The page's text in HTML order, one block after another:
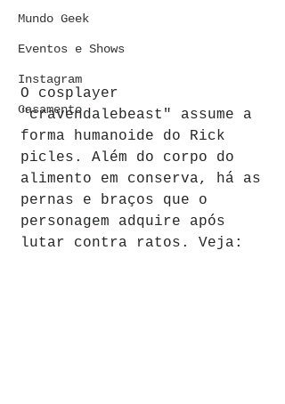
Mundo Geek
Eventos e Shows
Instagram
Casamento
O cosplayer
"cravendalebeast" assume a
forma humanoide do Rick
picles. Além do corpo do
alimento em conserva, há as
pernas e braços que o
personagem adquire após
lutar contra ratos. Veja: